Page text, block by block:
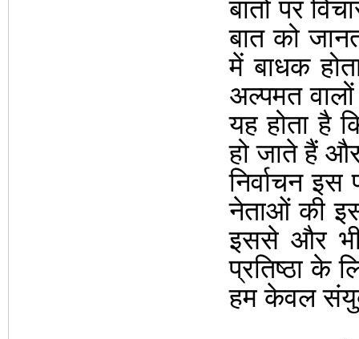
बातों पर
बात को
में बाधक
अल्पमत वालों
यह होता है
हो जाते हैं
निर्वाचन
नेताओं की
इससे और भी
प्रतिष्ठा के
हम केवल